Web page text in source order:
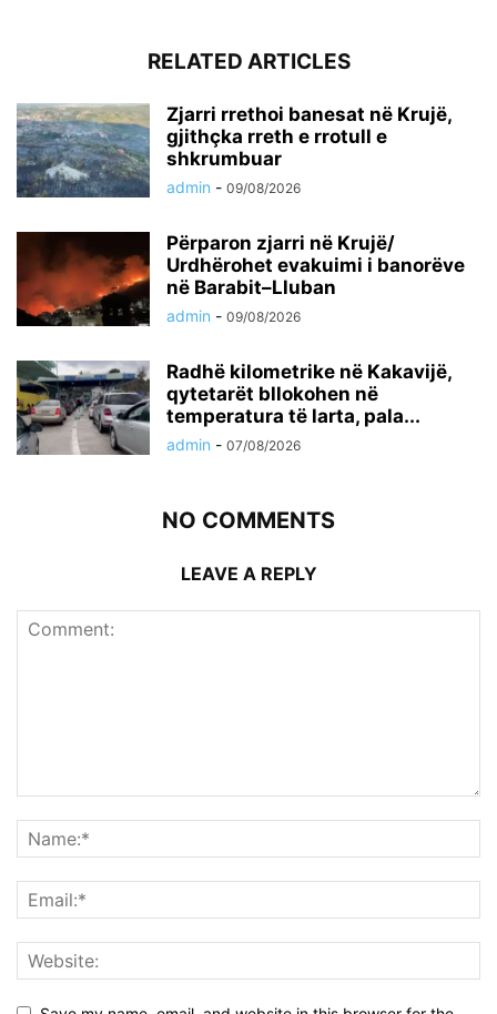
RELATED ARTICLES
Zjarri rrethoi banesat në Krujë,
gjithçka rreth e rrotull e
shkrumbuar
admin - 09/08/2026
Përparon zjarri në Krujë/
Urdhërohet evakuimi i banorëve
në Barabit–Lluban
admin - 09/08/2026
Radhë kilometrike në Kakavijë,
qytetarët bllokohen në
temperatura të larta, pala...
admin - 07/08/2026
NO COMMENTS
LEAVE A REPLY